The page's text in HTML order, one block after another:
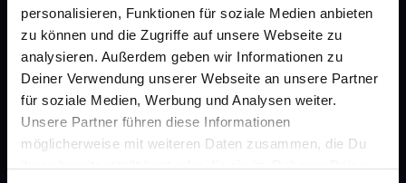
personalisieren, Funktionen für soziale Medien anbieten
zu können und die Zugriffe auf unsere Webseite zu
analysieren. Außerdem geben wir Informationen zu
Deiner Verwendung unserer Webseite an unsere Partner
für soziale Medien, Werbung und Analysen weiter.
Unsere Partner führen diese Informationen
möglicherweise mit weiteren Daten zusammen, die Du
ihnen bereitgestellt hast oder die sie im Rahmen Deiner
Sanitätshäuser
AGB
Impressum